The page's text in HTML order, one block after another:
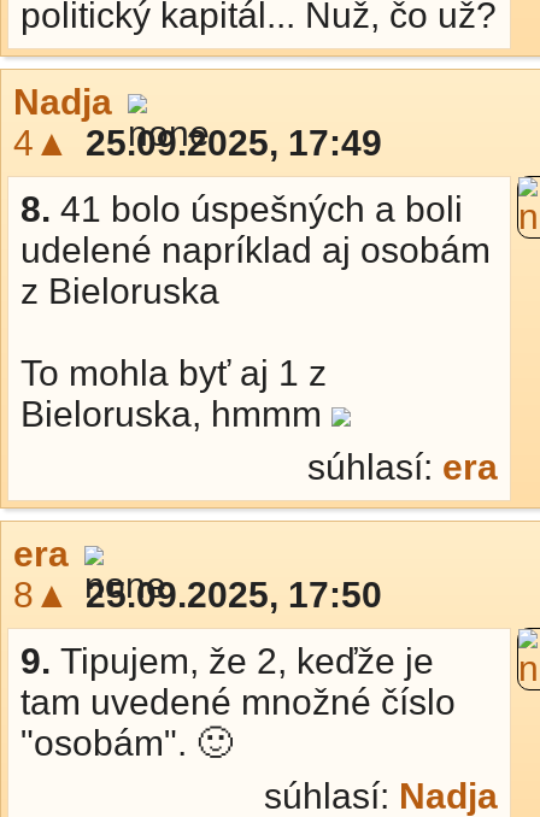
politický kapitál... Nuž, čo už?
Nadja
4▲
25.09.2025, 17:49
8. 41 bolo úspešných a boli
udelené napríklad aj osobám
z Bieloruska
To mohla byť aj 1 z
Bieloruska, hmmm
súhlasí: era
era
8▲
25.09.2025, 17:50
9. Tipujem, že 2, keďže je
tam uvedené množné číslo
"osobám". 🙂
súhlasí: Nadja